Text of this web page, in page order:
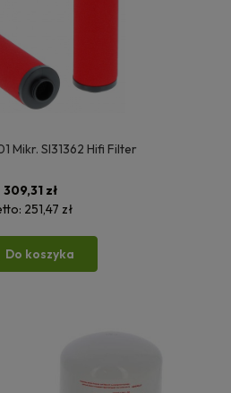
Mikr. SI31362 Hifi Filter
309,31 zł
251,47 zł
Do koszyka